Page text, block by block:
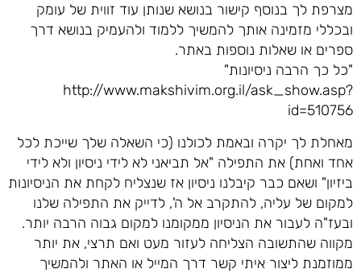
מצרפת לך בנוסף קישור בנושא שנותן עוד זווית של עומק
ובכללי מזמינה אותך להמשיך ללמוד ולהעמיק בנושא דרך
ספרים או שאלות נוספות באתר.
"כל כך הרבה ניסיונות"
http://www.makshivim.org.il/ask_show.asp?
id=510756
מאחלת לך יקרה ובאמת לכולנו (כי השאלה שלך שייכת לכל
אחד ואחת) את התפילה "אל תביאני לא לידי ניסיון ולא לידי
ביזיון" ושאם כבר קיבלנו ניסיון אז שנצליח לקחת את הניסיונות
למקום של עליה, להתקרב אל ה', לדייק את התפילה שלנו
ובעז"ה לעבור את הניסיון ממקומנו למקום גבוה הרבה יותר.
מקווה שהתשובה הצליחה לעזור מעט ואם תרצי, את יותר
ממוזמנת ליצור איתי קשר דרך המייל או האתר ולהמשיך